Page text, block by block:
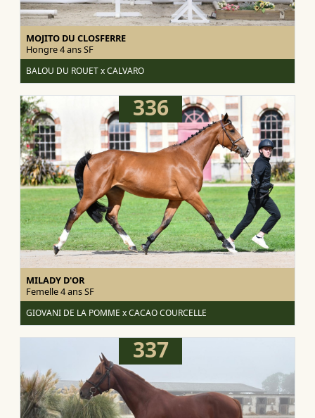
MOJITO DU CLOSFERRE
Hongre 4 ansSF
BALOU DU ROUET x CALVARO
336
MILADY D'OR
Femelle 4 ansSF
GIOVANI DE LA POMME x CACAO COURCELLE
337